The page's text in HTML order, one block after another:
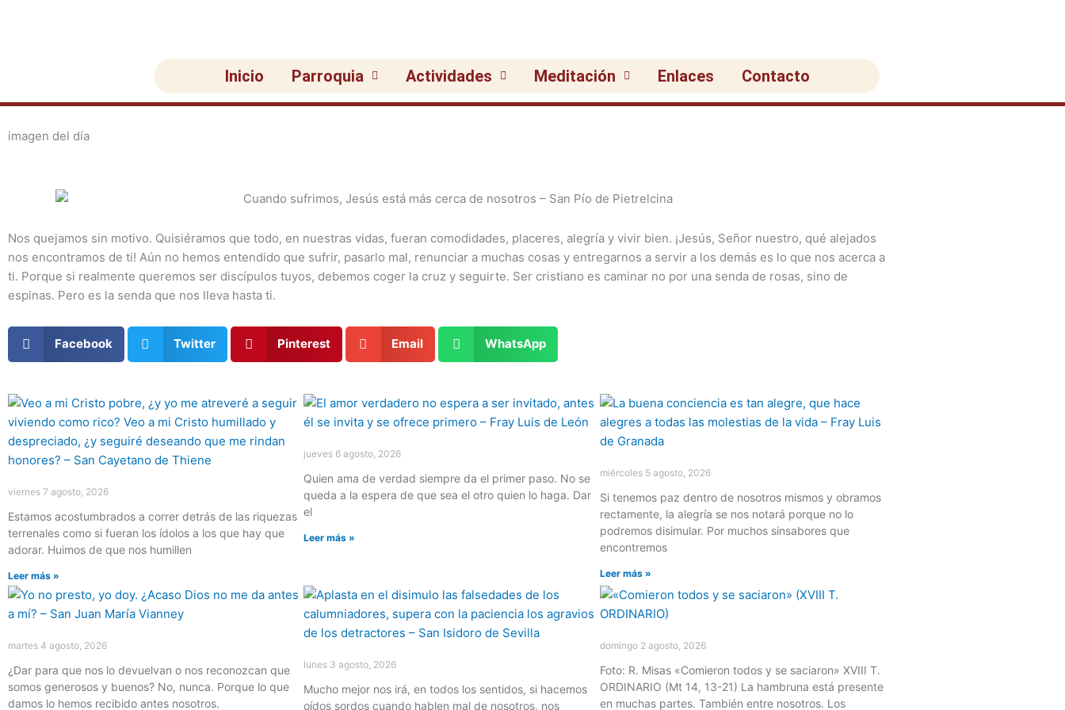
Inicio Parroquia Actividades Meditación Enlaces Contacto
imagen del día
Nos quejamos sin motivo. Quisiéramos que todo, en nuestras vidas, fueran comodidades, placeres, alegría y vivir bien. ¡Jesús, Señor nuestro, qué alejados
nos encontramos de ti! Aún no hemos entendido que sufrir, pasarlo mal, renunciar a muchas cosas y entregarnos a servir a los demás es lo que nos acerca a
ti. Porque si realmente queremos ser discípulos tuyos, debemos coger la cruz y seguirte. Ser cristiano es caminar no por una senda de rosas, sino de
espinas. Pero es la senda que nos lleva hasta ti.
Facebook Twitter Pinterest Email WhatsApp
viernes 7 agosto, 2026
Estamos acostumbrados a correr detrás de las riquezas
terrenales como si fueran los ídolos a los que hay que
adorar. Huimos de que nos humillen
Leer más »
jueves 6 agosto, 2026
Quien ama de verdad siempre da el primer paso. No se
queda a la espera de que sea el otro quien lo haga. Dar
el
Leer más »
miércoles 5 agosto, 2026
Si tenemos paz dentro de nosotros mismos y obramos
rectamente, la alegría se nos notará porque no lo
podremos disimular. Por muchos sinsabores que
encontremos
Leer más »
martes 4 agosto, 2026
¿Dar para que nos lo devuelvan o nos reconozcan que
somos generosos y buenos? No, nunca. Porque lo que
damos lo hemos recibido antes nosotros.
lunes 3 agosto, 2026
Mucho mejor nos irá, en todos los sentidos, si hacemos
oídos sordos cuando hablen mal de nosotros, nos
domingo 2 agosto, 2026
Foto: R. Misas «Comieron todos y se saciaron» XVIII T.
ORDINARIO (Mt 14, 13-21) La hambruna está presente
en muchas partes. También entre nosotros. Los
Página
Página
Página
Página
Página